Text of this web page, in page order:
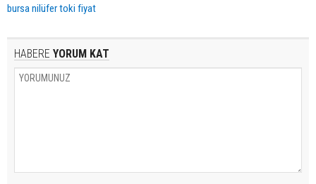
bursa nilüfer toki fiyat
HABERE YORUM KAT